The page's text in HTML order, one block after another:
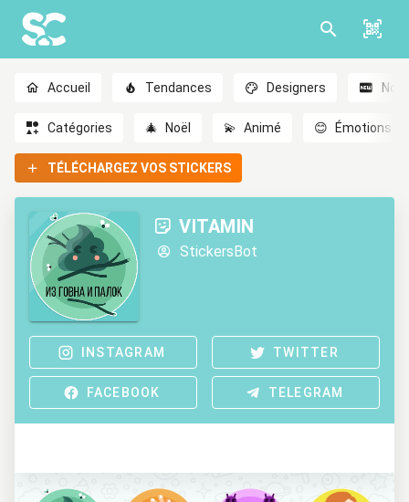
Accueil Tendances Designers
Catégories 🎄 Noël 💫 Animé 😊 Émotions
TÉLÉCHARGEZ VOS STICKERS
VITAMIN
StickersBot
INSTAGRAM TWITTER
FACEBOOK TELEGRAM